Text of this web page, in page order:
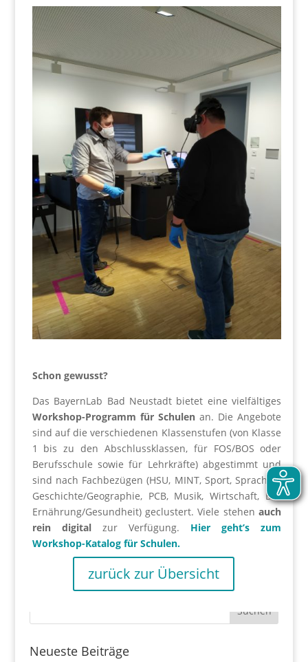
Schon gewusst?
Das BayernLab Bad Neustadt bietet eine vielfältiges
Workshop-Programm für Schulenan. Die Angebote
sind auf die verschiedenen Klassenstufen (von Klasse
1 bis zu den Abschlussklassen, für FOS/BOS oder
Berufsschule sowie für Lehrkräfte) abgestimmt und
sind nach Fachbezügen (HSU, MINT, Sport, Sprachen,
Geschichte/Geographie, PCB, Musik, Wirtschaft, BO,
Ernährung/Gesundheit) geclustert. Viele stehenauch
rein digitalzur Verfügung. Hier geht’s zum
Workshop-Katalog für Schulen.
zurück zur Übersicht
Neueste Beiträge